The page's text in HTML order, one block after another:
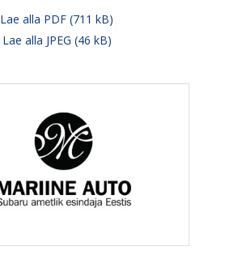
Lae alla PDF (711 kB)
Lae alla JPEG (46 kB)